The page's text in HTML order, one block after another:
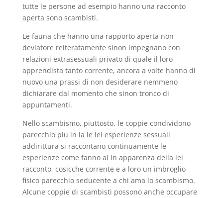
tutte le persone ad esempio hanno una racconto
aperta sono scambisti.
Le fauna che hanno una rapporto aperta non
deviatore reiteratamente sinon impegnano con
relazioni extrasessuali privato di quale il loro
apprendista tanto corrente, ancora a volte hanno di
nuovo una prassi di non desiderare nemmeno
dichiarare dal momento che sinon tronco di
appuntamenti.
Nello scambismo, piuttosto, le coppie condividono
parecchio piu in la le lei esperienze sessuali
addirittura si raccontano continuamente le
esperienze come fanno al in apparenza della lei
racconto, cosicche corrente e a loro un imbroglio
fisico parecchio seducente a chi ama lo scambismo.
Alcune coppie di scambisti possono anche occupare